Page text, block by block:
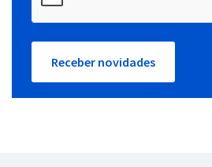
Receber novidades